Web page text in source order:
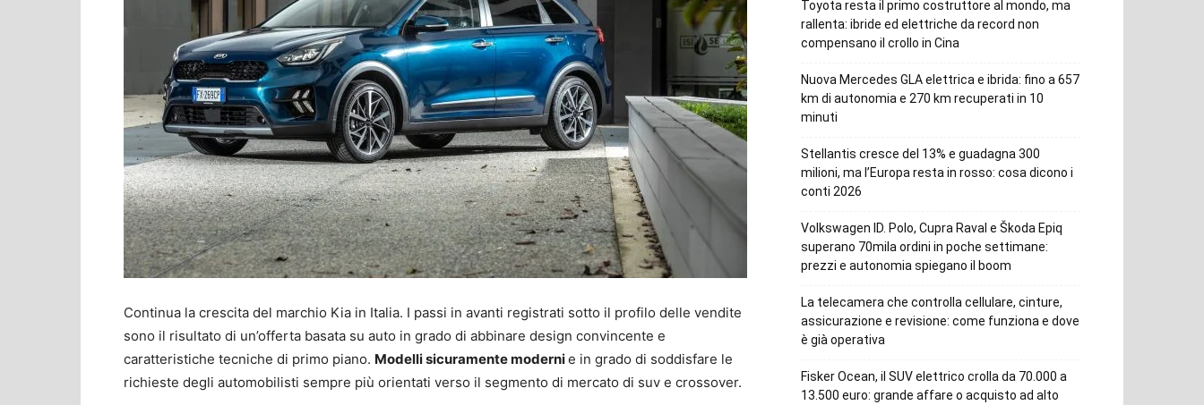
Continua la crescita del marchio Kia in Italia. I passi in avanti registrati sotto il profilo delle vendite
sono il risultato di un’offerta basata su auto in grado di abbinare design convincente e
caratteristiche tecniche di primo piano. Modelli sicuramente modernie in grado di soddisfare le
richieste degli automobilisti sempre più orientati verso il segmento di mercato di suv e crossover.
Toyota resta il primo costruttore al mondo, ma
rallenta: ibride ed elettriche da record non
compensano il crollo in Cina
Nuova Mercedes GLA elettrica e ibrida: fino a 657
km di autonomia e 270 km recuperati in 10
minuti
Stellantis cresce del 13% e guadagna 300
milioni, ma l’Europa resta in rosso: cosa dicono i
conti 2026
Volkswagen ID. Polo, Cupra Raval e Škoda Epiq
superano 70mila ordini in poche settimane:
prezzi e autonomia spiegano il boom
La telecamera che controlla cellulare, cinture,
assicurazione e revisione: come funziona e dove
è già operativa
Fisker Ocean, il SUV elettrico crolla da 70.000 a
13.500 euro: grande affare o acquisto ad alto